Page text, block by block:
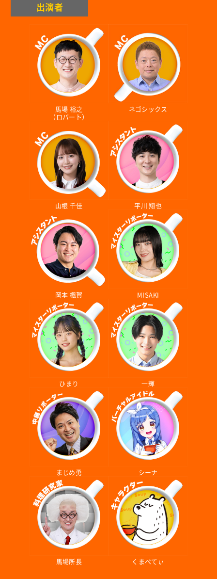
出演者
馬場 裕之
（ロバート）
ネゴシックス
山根 千佳 平川 翔也
岡本 楓賀 MISAKI
ひまり 一輝
まじめ勇 シーナ
馬場所長 くまぺてぃ